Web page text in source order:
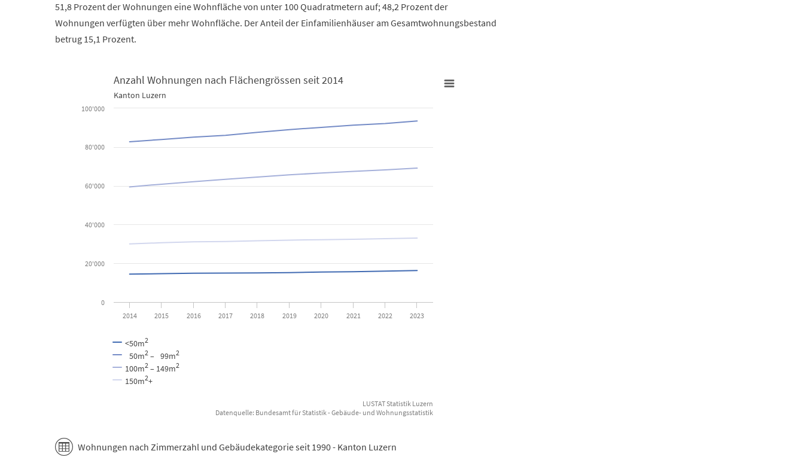
51,8 Prozent der Wohnungen eine Wohnfläche von unter 100 Quadratmetern auf; 48,2 Prozent der
Wohnungen verfügten über mehr Wohnfläche. Der Anteil der Einfamilienhäuser am Gesamtwohnungsbestand
betrug 15,1 Prozent.
Anzahl Wohnungen nach Flächengrössen seit 2014
Kanton Luzern
View as data table, Anzahl Wohnungen nach Flächengrössen seit 2014
LUSTAT Statistik Luzern
Datenquelle: Bundesamt für Statistik - Gebäude- und Wohnungsstatistik
Anzahl Wohnungen nach Flächengrössen seit 2014
Kanton Luzern
<50m2
50m2 – 99m2
100m2 – 149m2
150m2+
2014 2015 2016 2017 2018 2019 2020 2021 2022 2023
0
20'000
40'000
60'000
80'000
100'000
Wohnungen nach Zimmerzahl und Gebäudekategorie seit 1990 - Kanton Luzern